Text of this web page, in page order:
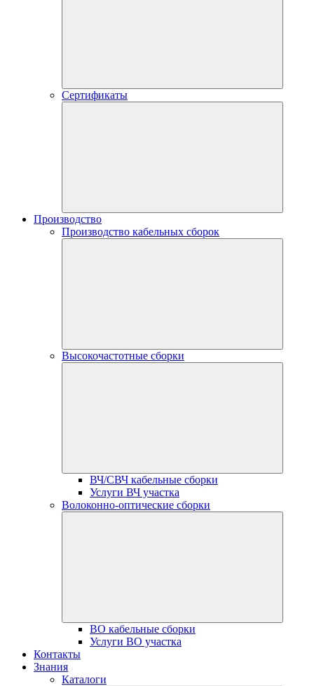
Сертификаты
Производство
Производство кабельных сборок
Высокочастотные сборки
ВЧ/СВЧ кабельные сборки
Услуги ВЧ участка
Волоконно-оптические сборки
ВО кабельные сборки
Услуги ВО участка
Контакты
Знания
Каталоги